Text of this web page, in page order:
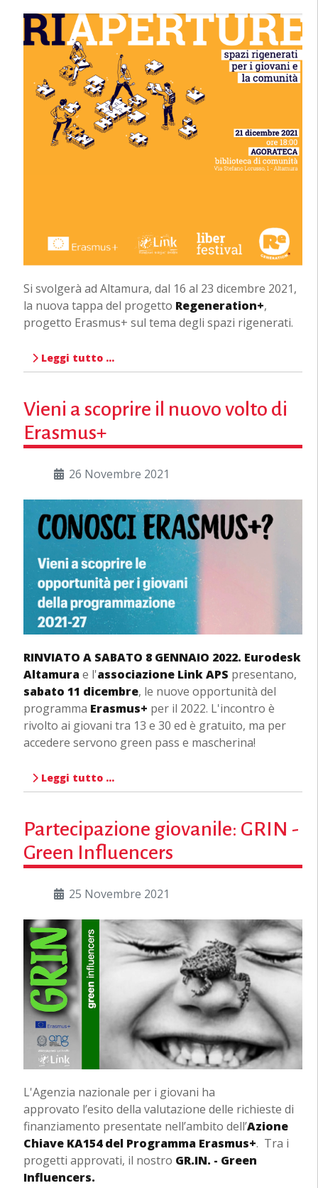
Si svolgerà ad Altamura, dal 16 al 23 dicembre 2021,
la nuova tappa del progetto Regeneration+,
progetto Erasmus+ sul tema degli spazi rigenerati.
Leggi tutto …
Vieni a scoprire il nuovo volto di
Erasmus+
26 Novembre 2021
RINVIATO A SABATO 8 GENNAIO 2022. Eurodesk
Altamurae l'associazione Link APS presentano,
sabato 11 dicembre, le nuove opportunità del
programma Erasmus+ per il 2022. L'incontro è
rivolto ai giovani tra 13 e 30 ed è gratuito, ma per
accedere servono green pass e mascherina!
Leggi tutto …
Partecipazione giovanile: GRIN -
Green Influencers
25 Novembre 2021
L'Agenzia nazionale per i giovani ha
approvato l’esito della valutazione delle richieste di
finanziamento presentate nell’ambito dell’Azione
Chiave KA154 del Programma Erasmus+. Tra i
progetti approvati, il nostro GR.IN. - Green
Influencers.